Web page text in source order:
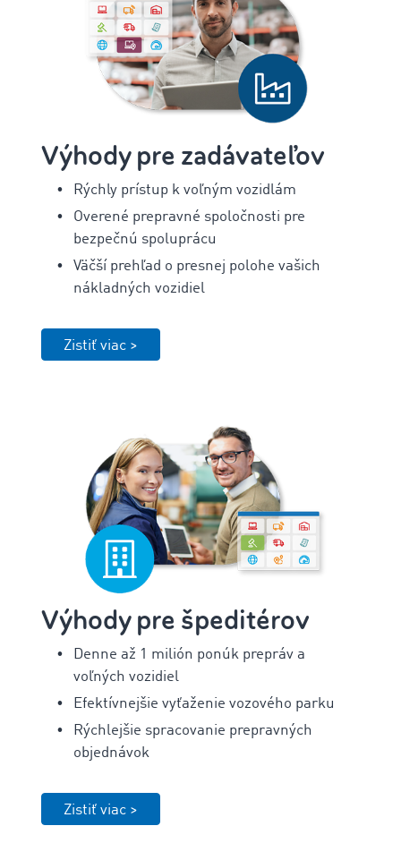
Výhody pre zadávateľov
Rýchly prístup k voľným vozidlám
Overené prepravné spoločnosti pre
bezpečnú spoluprácu
Väčší prehľad o presnej polohe vašich
nákladných vozidiel
Zistiť viac >
Výhody pre špeditérov
Denne až 1 milión ponúk prepráv a
voľných vozidiel
Efektívnejšie vyťaženie vozového parku
Rýchlejšie spracovanie prepravných
objednávok
Zistiť viac >